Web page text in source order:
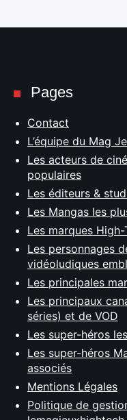
Pages
Contact
L’équipe du Mag
Les acteurs de
populaires
Les éditeurs &
Les Mangas les
Les marques
Les personnages
vidéoludiques
Les principales
Les principaux
séries) et de VOD
Les super-héros
Les super-héros
associés
Mentions Légales
Politique de